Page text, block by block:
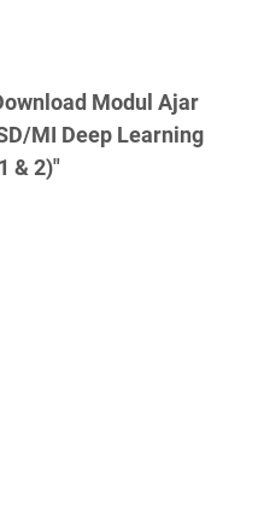
Modul Ajar
MI Deep Learning
& 2)"